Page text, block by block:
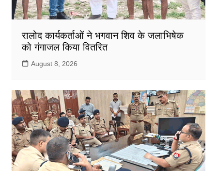
रालोद कार्यकर्ताओं ने भगवान शिव के जलाभिषेक
को गंगाजल किया वितरित
August 8, 2026